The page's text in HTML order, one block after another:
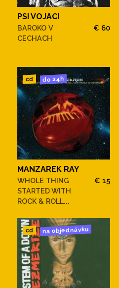
PSI VOJACI
BAROKO V
CECHACH
€ 60
cd do 24h
MANZAREK RAY
WHOLE THING
STARTED WITH
ROCK & ROLL...
€ 15
cd na objednávku